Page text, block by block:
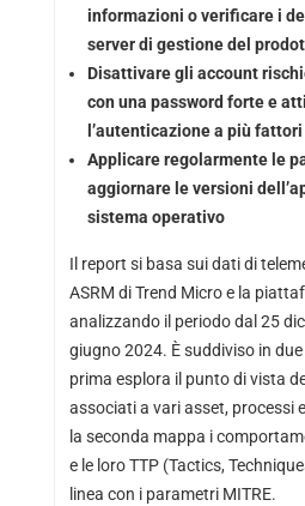
informazioni o verificare i
server di gestione del
Disattivare gli account
con una password forte e
l’autenticazione a più fattori
Applicare regolarmente le
aggiornare le versioni
sistema operativo
Il report si basa sui dati di
ASRM di Trend Micro e la
analizzando il periodo dal 25
giugno 2024. È suddiviso in
prima esplora il punto di vista
associati a vari asset, processi
la seconda mappa i
e le loro TTP (Tactics,
linea con i parametri MITRE.